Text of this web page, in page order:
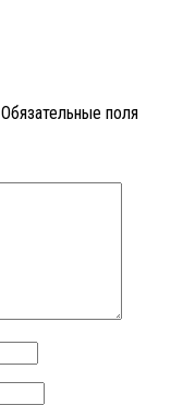
Обязательные поля